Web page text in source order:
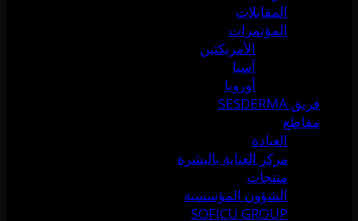
المقابلات
المؤتمرات
الأمريكتين
آسيا
أوروبا
فريق SESDERMA
مقاطع
العيادة
مركز العناية بالبشرة
منتجات
الشؤون المؤسسية
SOFICU GROUP